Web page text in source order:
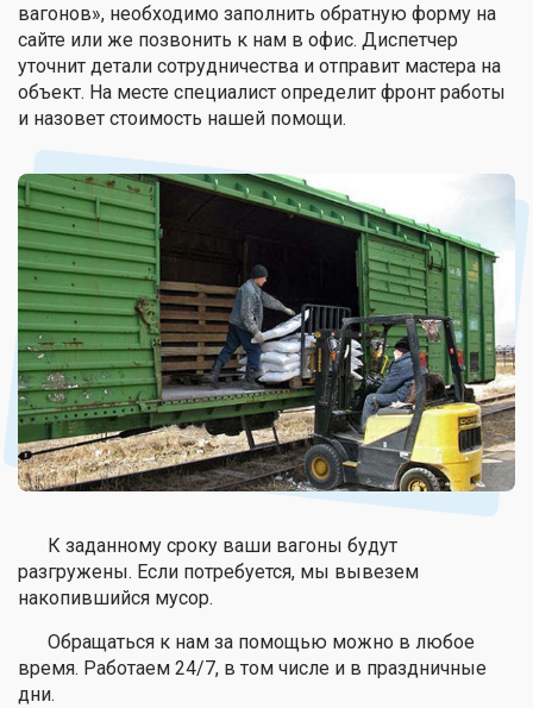
вагонов», необходимо заполнить обратную форму на
сайте или же позвонить к нам в офис. Диспетчер
уточнит детали сотрудничества и отправит мастера на
объект. На месте специалист определит фронт работы
и назовет стоимость нашей помощи.
К заданному сроку ваши вагоны будут
разгружены. Если потребуется, мы вывезем
накопившийся мусор.
Обращаться к нам за помощью можно в любое
время. Работаем 24/7, в том числе и в праздничные
дни.